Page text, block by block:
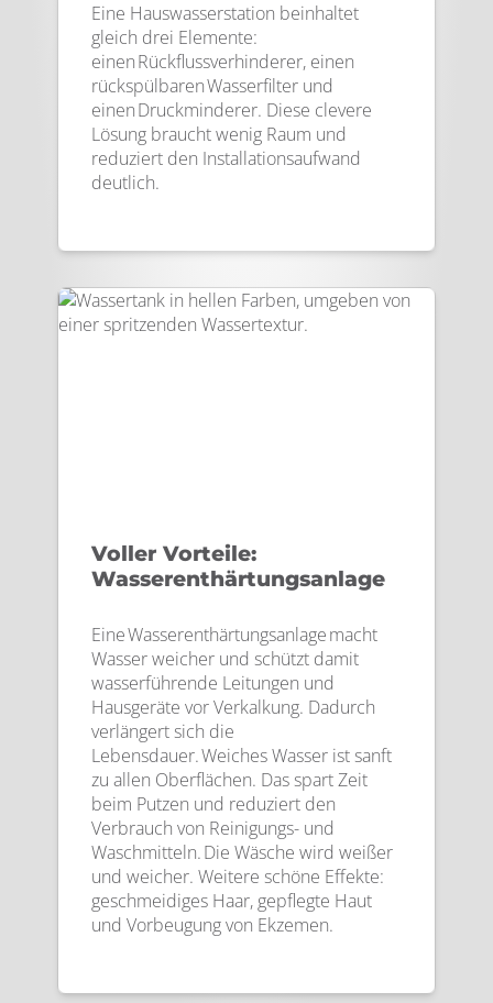
Eine Hauswasserstation beinhaltet
gleich drei Elemente:
einen Rückflussverhinderer, einen
rückspülbaren Wasserfilter und
einen Druckminderer. Diese clevere
Lösung braucht wenig Raum und
reduziert den Installationsaufwand
deutlich.
Voller Vorteile:
Wasserenthärtungsanlage
Eine Wasserenthärtungsanlage macht
Wasser weicher und schützt damit
wasserführende Leitungen und
Hausgeräte vor Verkalkung. Dadurch
verlängert sich die
Lebensdauer. Weiches Wasser ist sanft
zu allen Oberflächen. Das spart Zeit
beim Putzen und reduziert den
Verbrauch von Reinigungs- und
Waschmitteln. Die Wäsche wird weißer
und weicher. Weitere schöne Effekte:
geschmeidiges Haar, gepflegte Haut
und Vorbeugung von Ekzemen.